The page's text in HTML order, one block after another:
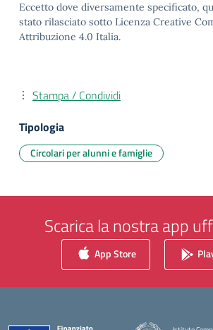
Eccetto dove diversamente specificato,
stato rilasciato sotto Licenza Creative
Attribuzione 4.0 Italia.
Stampa / Condividi
Tipologia
Circolari per alunni e famiglie
Scarica la nostra app
App Store